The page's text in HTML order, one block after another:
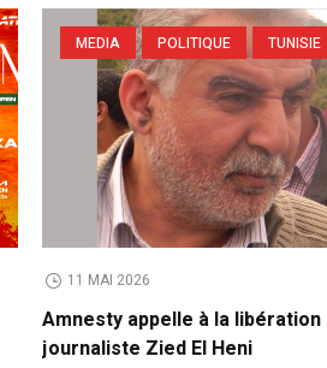
MEDIA POLITIQUE TUNISIE
11 MAI 2026
Amnesty appelle à la libération
journaliste Zied El Heni